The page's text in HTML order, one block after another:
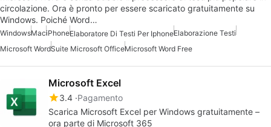
circolazione. Ora è pronto per essere scaricato gratuitamente su
Windows. Poiché Word…
WindowsMaciPhoneElaboratore Di Testi Per IphoneElaborazione Testi
Microsoft WordSuite Microsoft OfficeMicrosoft Word Free
Microsoft Excel
3.4 Pagamento
Scarica Microsoft Excel per Windows gratuitamente –
ora parte di Microsoft 365